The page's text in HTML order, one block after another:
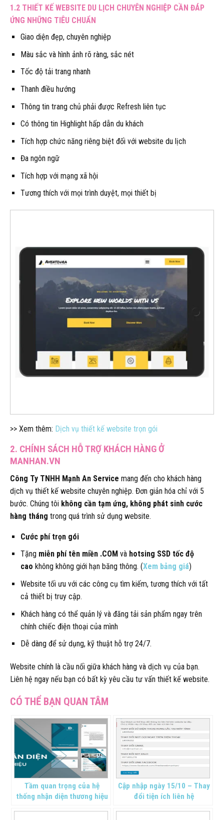
1.2 THIẾT KẾ WEBSITE DU LỊCH CHUYÊN NGHIỆP CẦN ĐÁP
ỨNG NHỮNG TIÊU CHUẨN
Giao diện đẹp, chuyên nghiệp
Màu sắc và hình ảnh rõ ràng, sắc nét
Tốc độ tải trang nhanh
Thanh điều hướng
Thông tin trang chủ phải được Refresh liên tục
Có thông tin Highlight hấp dẫn du khách
Tích hợp chức năng riêng biệt đối với website du lịch
Đa ngôn ngữ
Tích hợp với mạng xã hội
Tương thích với mọi trình duyệt, mọi thiết bị
>> Xem thêm: Dịch vụ thiết kế website trọn gói
2. CHÍNH SÁCH HỖ TRỢ KHÁCH HÀNG Ở
MANHAN.VN
Công Ty TNHH Mạnh An Service mang đến cho khách hàng
dịch vụ thiết kế website chuyên nghiệp. Đơn giản hóa chỉ với 5
bước. Chúng tôi không cần tạm ứng, không phát sinh cước
hàng tháng trong quá trình sử dụng website.
Cước phí trọn gói
Tặng miễn phí tên miền .COM và hotsing SSD tốc độ
cao không không giới hạn băng thông. (Xem bảng giá)
Website tối ưu với các công cụ tìm kiếm, tương thích với tất
cả thiết bị truy cập.
Khách hàng có thể quản lý và đăng tải sản phẩm ngay trên
chính chiếc điện thoại của mình
Dễ dàng để sử dụng, kỹ thuật hỗ trợ 24/7.
Website chính là cầu nối giữa khách hàng và dịch vụ của bạn.
Liên hệ ngay nếu bạn có bất kỳ yêu cầu tư vấn thiết kế website.
Tầm quan trọng của hệ
thống nhận diện thương hiệu
Cập nhập ngày 15/10 – Thay
đổi tiện ích liên hệ